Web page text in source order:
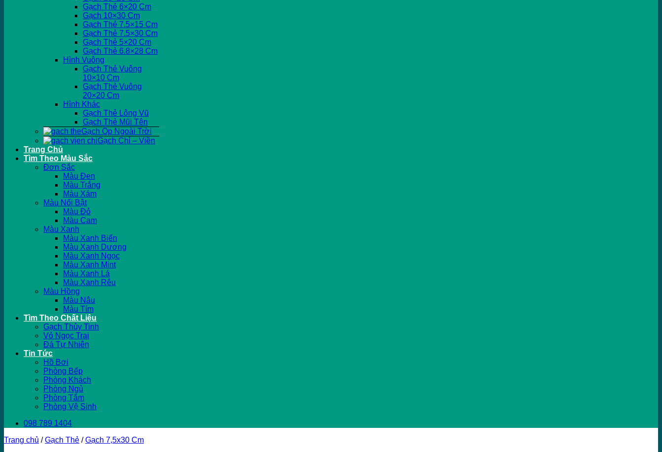
Gạch Thẻ 6×20 Cm
Gạch 10×30 Cm
Gạch Thẻ 7.5×15 Cm
Gạch Thẻ 7.5×30 Cm
Gạch Thẻ 5×20 Cm
Gạch Thẻ 6.8×28 Cm
Hình Vuông
Gạch Thẻ Vuông
10×10 Cm
Gạch Thẻ Vuông
20×20 Cm
Hình Khác
Gạch Thẻ Lông Vũ
Gạch Thẻ Mũi Tên
Gạch Ốp Ngoài Trời
Gạch Chỉ – Viền
Trang Chủ
Tìm Theo Màu Sắc
Đơn Sắc
Màu Đen
Màu Trắng
Màu Xám
Màu Nổi Bật
Màu Đỏ
Màu Cam
Màu Xanh
Màu Xanh Biển
Màu Xanh Dương
Màu Xanh Ngọc
Màu Xanh Mint
Màu Xanh Lá
Màu Xanh Rêu
Màu Hồng
Màu Nâu
Màu Tím
Tìm Theo Chất Liệu
Gạch Thủy Tinh
Vỏ Ngọc Trai
Đá Tự Nhiên
Tin Tức
Hồ Bơi
Phòng Bếp
Phòng Khách
Phòng Ngủ
Phòng Tắm
Phòng Vệ Sinh
098 789 1404
Trang chủ / Gạch Thẻ / Gạch 7,5x30 Cm